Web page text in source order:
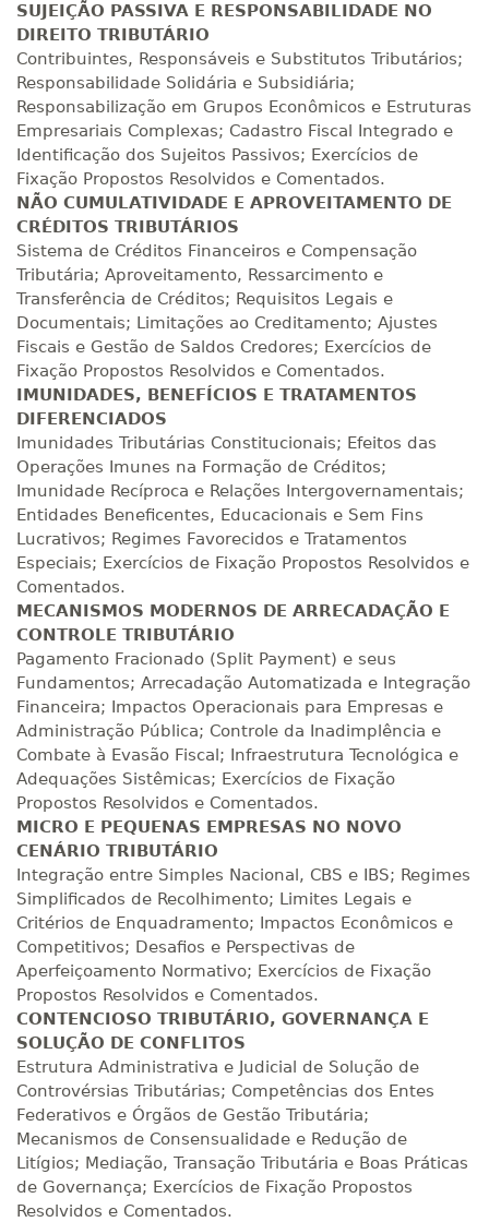
360 H dias 120 dias
Matricular
380 H 48 dias 150dias
R$ 1.883,61
Matricular
400 H 50dias 150
R$ 1.982,74
420 H 53dias 150dias
R$ 2.082,12
Matricular
440 H 55dias 150dias
R$ 2.240,16
Matricular
SUJEIÇÃO PASSIVA E RESPONSABILIDADE NO
DIREITO TRIBUTÁRIO
Contribuintes, Responsáveis e Substitutos Tributários;
Responsabilidade Solidária e Subsidiária;
Responsabilização em Grupos Econômicos e Estruturas
Empresariais Complexas; Cadastro Fiscal Integrado e
Identificação dos Sujeitos Passivos; Exercícios de
Fixação Propostos Resolvidos e Comentados.
NÃO CUMULATIVIDADE E APROVEITAMENTO DE
CRÉDITOS TRIBUTÁRIOS
Sistema de Créditos Financeiros e Compensação
Tributária; Aproveitamento, Ressarcimento e
Transferência de Créditos; Requisitos Legais e
Documentais; Limitações ao Creditamento; Ajustes
Fiscais e Gestão de Saldos Credores; Exercícios de
Fixação Propostos Resolvidos e Comentados.
IMUNIDADES, BENEFÍCIOS E TRATAMENTOS
DIFERENCIADOS
Imunidades Tributárias Constitucionais; Efeitos das
Operações Imunes na Formação de Créditos;
Imunidade Recíproca e Relações Intergovernamentais;
Entidades Beneficentes, Educacionais e Sem Fins
Lucrativos; Regimes Favorecidos e Tratamentos
Especiais; Exercícios de Fixação Propostos Resolvidos e
Comentados.
MECANISMOS MODERNOS DE ARRECADAÇÃO E
CONTROLE TRIBUTÁRIO
Pagamento Fracionado (Split Payment) e seus
Fundamentos; Arrecadação Automatizada e Integração
Financeira; Impactos Operacionais para Empresas e
Administração Pública; Controle da Inadimplência e
Combate à Evasão Fiscal; Infraestrutura Tecnológica e
Adequações Sistêmicas; Exercícios de Fixação
Propostos Resolvidos e Comentados.
MICRO E PEQUENAS EMPRESAS NO NOVO
CENÁRIO TRIBUTÁRIO
Integração entre Simples Nacional, CBS e IBS; Regimes
Simplificados de Recolhimento; Limites Legais e
Critérios de Enquadramento; Impactos Econômicos e
Competitivos; Desafios e Perspectivas de
Aperfeiçoamento Normativo; Exercícios de Fixação
Propostos Resolvidos e Comentados.
CONTENCIOSO TRIBUTÁRIO, GOVERNANÇA E
SOLUÇÃO DE CONFLITOS
Estrutura Administrativa e Judicial de Solução de
Controvérsias Tributárias; Competências dos Entes
Federativos e Órgãos de Gestão Tributária;
Mecanismos de Consensualidade e Redução de
Litígios; Mediação, Transação Tributária e Boas Práticas
de Governança; Exercícios de Fixação Propostos
Resolvidos e Comentados.